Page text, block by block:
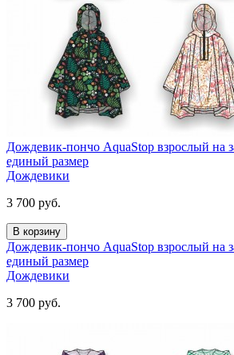
Дождевик-пончо AquaStop взрослый на
единый размер
Дождевики
3 700 руб.
В корзину
Дождевик-пончо AquaStop взрослый на
единый размер
Дождевики
3 700 руб.